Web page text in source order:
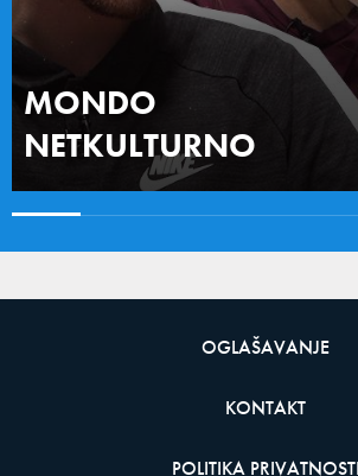
MONDO
NETKULTURNO
OGLAŠAVANJE
KONTAKT
POLITIKA PRIVATNOSTI